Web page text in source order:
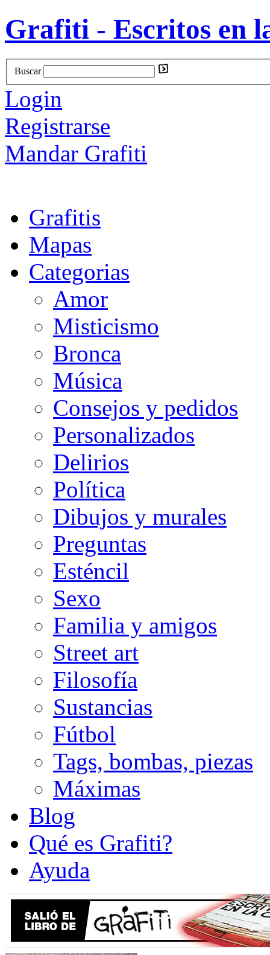
Grafiti - Escritos en
Buscar
Login
Registrarse
Mandar Grafiti
Grafitis
Mapas
Categorias
Amor
Misticismo
Bronca
Música
Consejos y pedidos
Personalizados
Delirios
Política
Dibujos y murales
Preguntas
Esténcil
Sexo
Familia y amigos
Street art
Filosofía
Sustancias
Fútbol
Tags, bombas, piezas
Máximas
Blog
Qué es Grafiti?
Ayuda